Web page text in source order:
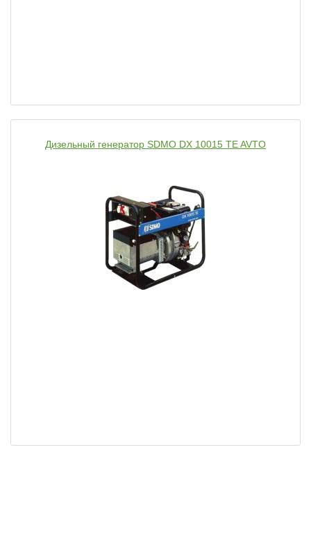
Дизельный генератор SDMO DX 10015 TE AVTO